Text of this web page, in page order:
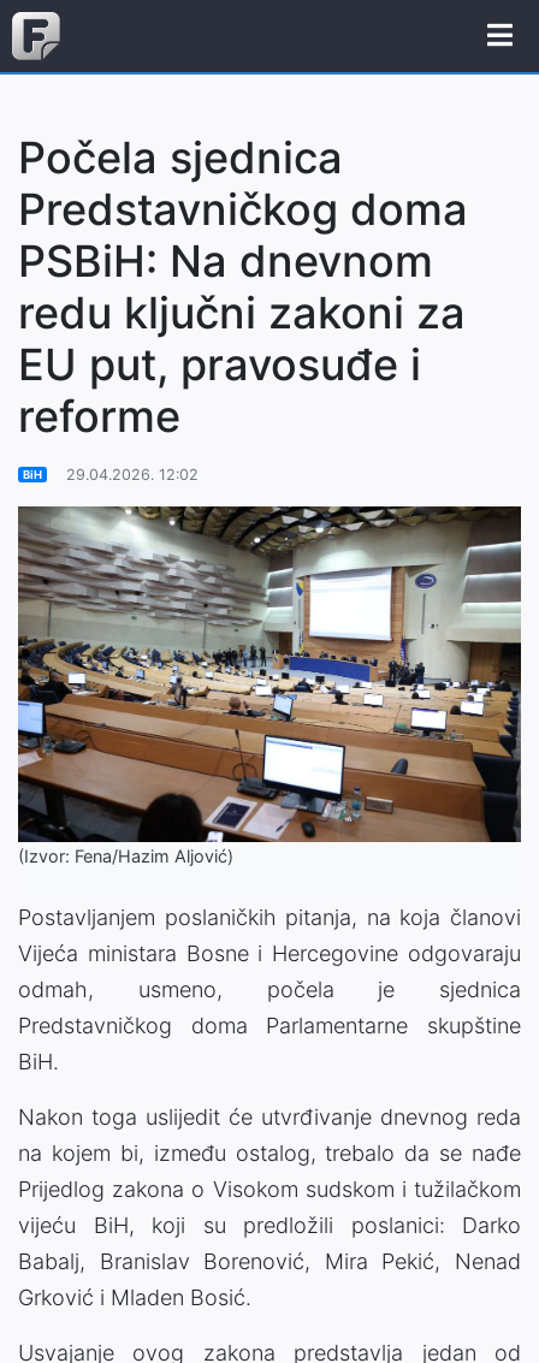
Počela sjednica
Predstavničkog doma
PSBiH: Na dnevnom
redu ključni zakoni za
EU put, pravosuđe i
reforme
BiH 29.04.2026. 12:02
(Izvor: Fena/Hazim Aljović)
Postavljanjem poslaničkih pitanja, na koja članovi
Vijeća ministara Bosne i Hercegovine odgovaraju
odmah, usmeno, počela je sjednica
Predstavničkog doma Parlamentarne skupštine
BiH.
Nakon toga uslijedit će utvrđivanje dnevnog reda
na kojem bi, između ostalog, trebalo da se nađe
Prijedlog zakona o Visokom sudskom i tužilačkom
vijeću BiH, koji su predložili poslanici: Darko
Babalj, Branislav Borenović, Mira Pekić, Nenad
Grković i Mladen Bosić.
Usvajanje ovog zakona predstavlja jedan od